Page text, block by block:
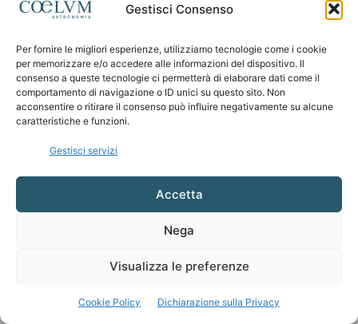
Gestisci Consenso
Per fornire le migliori esperienze, utilizziamo tecnologie come i cookie
per memorizzare e/o accedere alle informazioni del dispositivo. Il
consenso a queste tecnologie ci permetterà di elaborare dati come il
comportamento di navigazione o ID unici su questo sito. Non
acconsentire o ritirare il consenso può influire negativamente su alcune
caratteristiche e funzioni.
Gestisci servizi
Accetta
Nega
Visualizza le preferenze
Cookie Policy Dichiarazione sulla Privacy